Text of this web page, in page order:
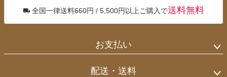
全国一律送料660円 / 5,500円以上ご購入で送料無料
お支払い
配送・送料